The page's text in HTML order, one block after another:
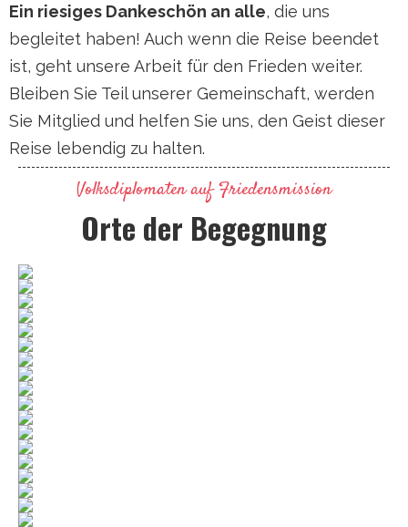
Ein riesiges Dankeschön an alle, die uns
begleitet haben! Auch wenn die Reise beendet
ist, geht unsere Arbeit für den Frieden weiter.
Bleiben Sie Teil unserer Gemeinschaft, werden
Sie Mitglied und helfen Sie uns, den Geist dieser
Reise lebendig zu halten.
Volksdiplomaten auf Friedensmission
Orte der Begegnung